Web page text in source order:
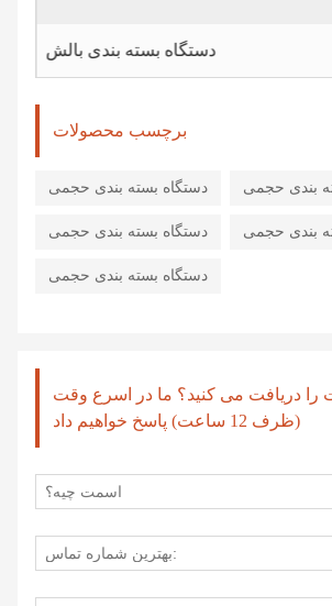
دستگاه بسته بندی بالش
برچسب محصولات
دستگاه بسته بندی حجمی بندی حجمی
دستگاه بسته بندی حجمی بندی حجمی
دستگاه بسته بندی حجمی
را دریافت می کنید؟ ما در اسرع وقت
(ظرف 12 ساعت) پاسخ خواهیم داد